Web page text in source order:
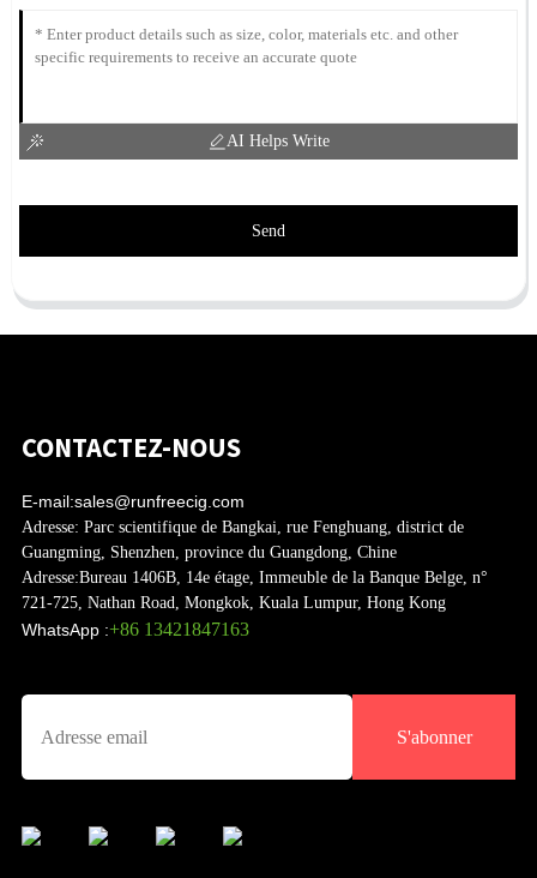
AI Helps Write
Send
CONTACTEZ-NOUS
E-mail:sales@runfreecig.com
Adresse: Parc scientifique de Bangkai, rue Fenghuang, district de
Guangming, Shenzhen, province du Guangdong, Chine
Adresse:Bureau 1406B, 14e étage, Immeuble de la Banque Belge, n°
721-725, Nathan Road, Mongkok, Kuala Lumpur, Hong Kong
WhatsApp :+86 13421847163
S'abonner